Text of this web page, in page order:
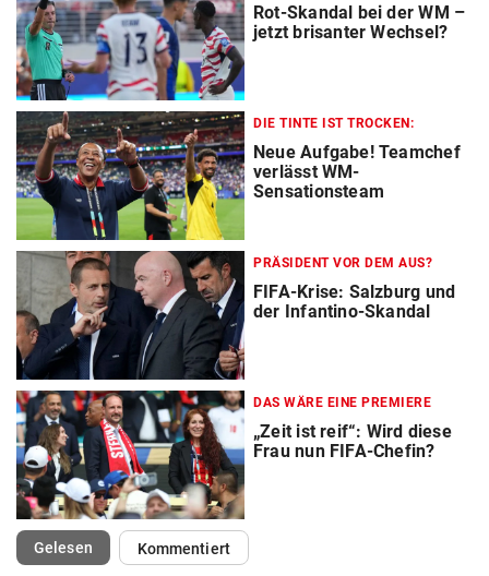
Rot-Skandal bei der WM –
jetzt brisanter Wechsel?
DIE TINTE IST TROCKEN:
Neue Aufgabe! Teamchef
verlässt WM-
Sensationsteam
PRÄSIDENT VOR DEM AUS?
FIFA-Krise: Salzburg und
der Infantino-Skandal
DAS WÄRE EINE PREMIERE
„Zeit ist reif“: Wird diese
Frau nun FIFA-Chefin?
Gelesen(ausgewählt)Kommentiert